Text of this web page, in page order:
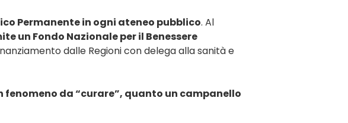
Permanente in ogni ateneo pubblico. Al
un Fondo Nazionale per il Benessere
dalle Regioni con delega alla sanità e
fenomeno da “curare”, quanto un campanello